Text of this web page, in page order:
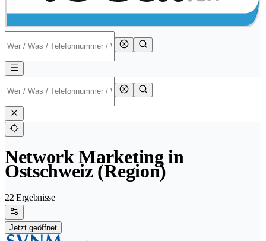
Network Marketing in
Ostschweiz (Region)
22 Ergebnisse
Jetzt geöffnet